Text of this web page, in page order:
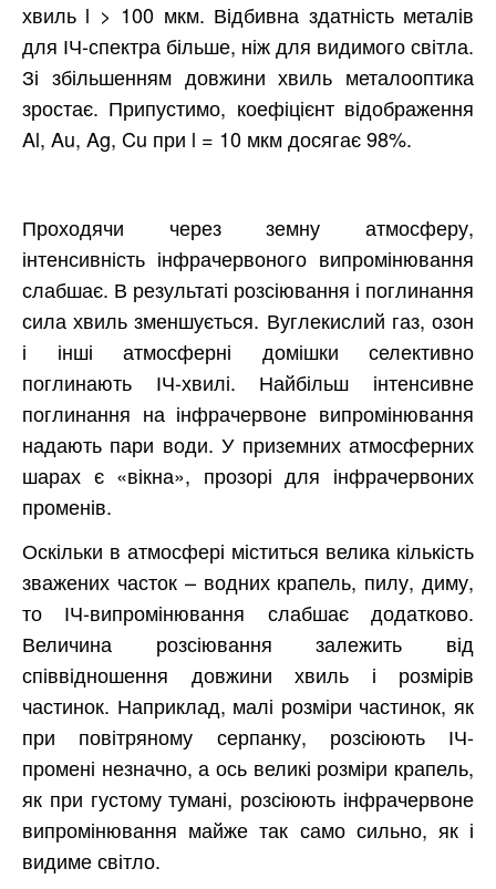
хвиль l > 100 мкм. Відбивна здатність металів
для ІЧ-спектра більше, ніж для видимого світла.
Зі збільшенням довжини хвиль металооптика
зростає. Припустимо, коефіцієнт відображення
Al, Au, Ag, Cu при l = 10 мкм досягає 98%.
Проходячи через земну атмосферу,
інтенсивність інфрачервоного випромінювання
слабшає. В результаті розсіювання і поглинання
сила хвиль зменшується. Вуглекислий газ, озон
і інші атмосферні домішки селективно
поглинають ІЧ-хвилі. Найбільш інтенсивне
поглинання на інфрачервоне випромінювання
надають пари води. У приземних атмосферних
шарах є «вікна», прозорі для інфрачервоних
променів.
Оскільки в атмосфері міститься велика кількість
зважених часток – водних крапель, пилу, диму,
то ІЧ-випромінювання слабшає додатково.
Величина розсіювання залежить від
співвідношення довжини хвиль і розмірів
частинок. Наприклад, малі розміри частинок, як
при повітряному серпанку, розсіюють ІЧ-
промені незначно, а ось великі розміри крапель,
як при густому тумані, розсіюють інфрачервоне
випромінювання майже так само сильно, як і
видиме світло.